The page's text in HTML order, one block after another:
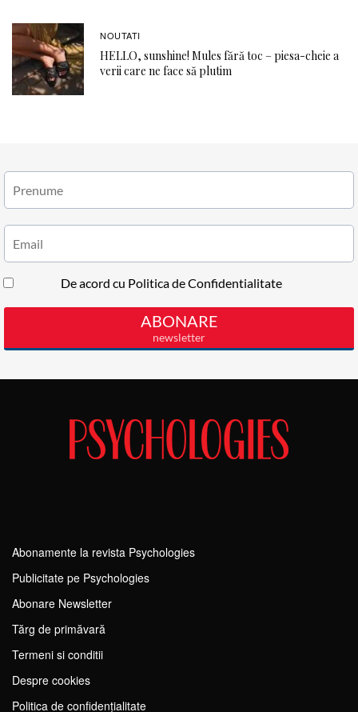
NOUTATI
HELLO, sunshine! Mules fără toc – piesa-cheie a
verii care ne face să plutim
Abonamente la revista Psychologies
Publicitate pe Psychologies
Abonare Newsletter
Tărg de primăvară
Termeni si conditii
Despre cookies
Politica de confidențialitate